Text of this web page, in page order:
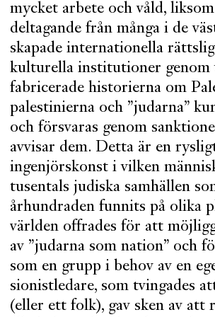
mycket arbete och våld,
deltagande från många i de
skapade internationella
kulturella institutioner genom
fabricerade historierna om
palestinierna och ”judarna”
och försvaras genom
avvisar dem. Detta är en
ingenjörskonst i vilken
tusentals judiska samhällen
århundraden funnits på olika
världen offrades för att
av ”judarna som nation” och
som en grupp i behov av en
sionistledare, som tvingades
(eller ett folk), gav sken av att